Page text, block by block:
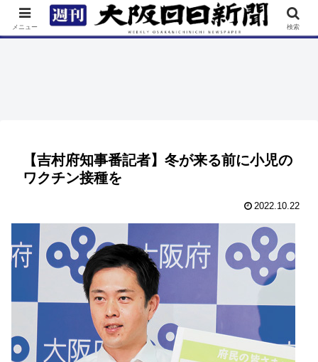
TOP 特集 ニュース 連載 街ネタ イベント
【吉村府知事番記者】冬が来る前に小児の
ワクチン接種を
2022.10.22
メニュー 検索